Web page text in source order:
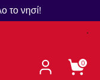
το νησί!
0